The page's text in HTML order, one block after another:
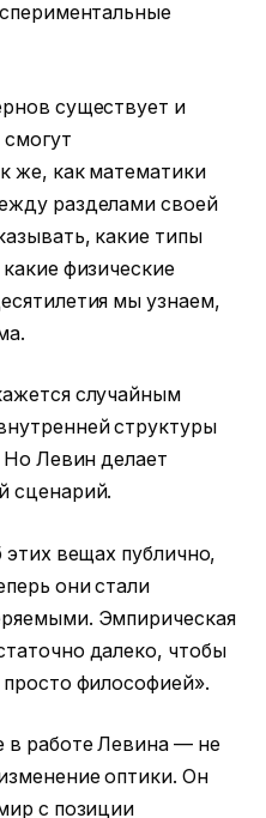
существует и
же, как математики
разделами своей
какие типы
физические
мы узнаем,
случайным
структуры
Левин делает
сценарий.
этих вещах публично,
они стали
Эмпирическая
далеко, чтобы
философией».
в работе Левина — не
оптики. Он
с позиции